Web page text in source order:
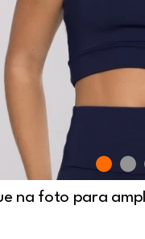
na foto para